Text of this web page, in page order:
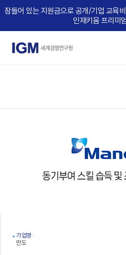
잠들어 있는 지원금으로 공개/기업 교육
인재키움 프리미
기업명 :
만도